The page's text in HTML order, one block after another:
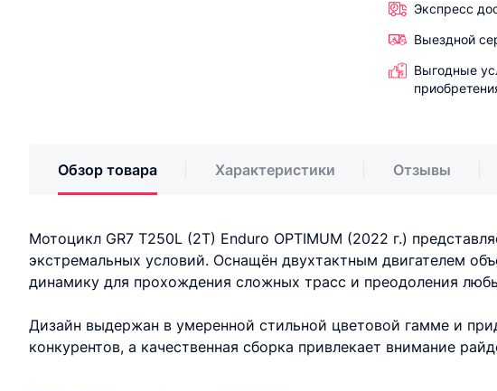
Экспресс
Выездной
Выгодные
Обзор товара Характеристики Отзывы
Мотоцикл GR7 T250L (2T) Enduro OPTIMUM (2022 г.)
экстремальных условий. Оснащён двухтактным двигателем
динамику для прохождения сложных трасс и преодоления
Дизайн выдержан в умеренной стильной цветовой гамме и
конкурентов, а качественная сборка привлекает внимание